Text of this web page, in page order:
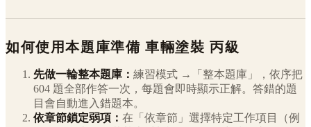
如何使用本題庫準備車輛塗裝 丙級
先做一輪整本題庫： 練習模式 →「整本題庫」，依序把
604 題全部作答一次，每題會即時顯示正解。答錯的題
目會自動進入錯題本。
依章節鎖定弱項： 在「依章節」選擇特定工作項目（例